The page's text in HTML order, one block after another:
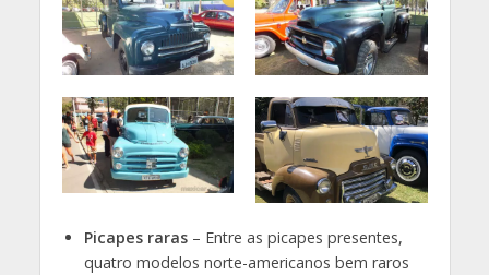
Picapes raras– Entre as picapes presentes,
quatro modelos norte-americanos bem raros